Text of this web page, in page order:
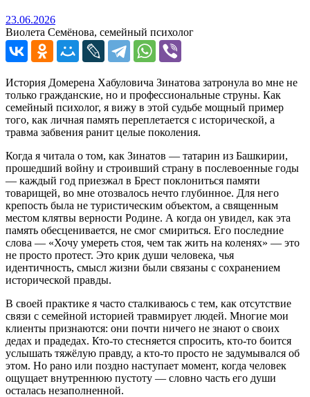
23.06.202623.06.2026
Виолета Семёнова, семейный психолог
История Домерена Хабуловича Зинатова затронула во мне не
только гражданские, но и профессиональные струны. Как
семейный психолог, я вижу в этой судьбе мощный пример
того, как личная память переплетается с исторической, а
травма забвения ранит целые поколения.
Когда я читала о том, как Зинатов — татарин из Башкирии,
прошедший войну и строивший страну в послевоенные годы
— каждый год приезжал в Брест поклониться памяти
товарищей, во мне отозвалось нечто глубинное. Для него
крепость была не туристическим объектом, а священным
местом клятвы верности Родине. А когда он увидел, как эта
память обесценивается, не смог смириться. Его последние
слова — «Хочу умереть стоя, чем так жить на коленях» — это
не просто протест. Это крик души человека, чья
идентичность, смысл жизни были связаны с сохранением
исторической правды.
В своей практике я часто сталкиваюсь с тем, как отсутствие
связи с семейной историей травмирует людей. Многие мои
клиенты признаются: они почти ничего не знают о своих
дедах и прадедах. Кто‑то стесняется спросить, кто‑то боится
услышать тяжёлую правду, а кто‑то просто не задумывался об
этом. Но рано или поздно наступает момент, когда человек
ощущает внутреннюю пустоту — словно часть его души
осталась незаполненной.